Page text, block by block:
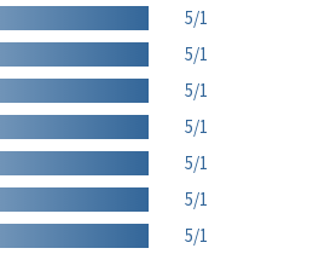
5/1
5/1
5/1
5/1
5/1
5/1
5/1